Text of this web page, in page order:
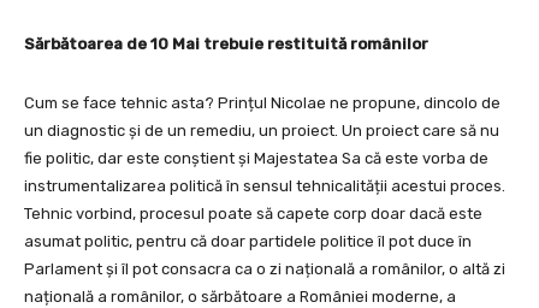
Sărbătoarea de 10 Mai trebuie restituită românilor
Cum se face tehnic asta? Prințul Nicolae ne propune, dincolo de
un diagnostic și de un remediu, un proiect. Un proiect care să nu
fie politic, dar este conștient și Majestatea Sa că este vorba de
instrumentalizarea politică în sensul tehnicalității acestui proces.
Tehnic vorbind, procesul poate să capete corp doar dacă este
asumat politic, pentru că doar partidele politice îl pot duce în
Parlament și îl pot consacra ca o zi națională a românilor, o altă zi
națională a românilor, o sărbătoare a României moderne, a